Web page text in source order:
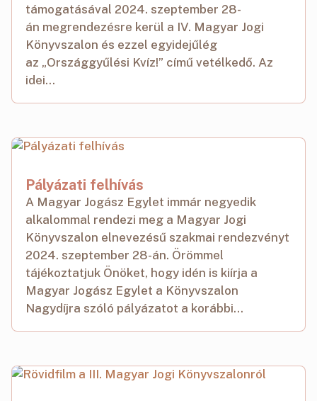
támogatásával 2024. szeptember 28-
án megrendezésre kerül a IV. Magyar Jogi
Könyvszalon és ezzel egyidejűlég
az „Országgyűlési Kvíz!” című vetélkedő. Az
idei...
Pályázati felhívás
A Magyar Jogász Egylet immár negyedik
alkalommal rendezi meg a Magyar Jogi
Könyvszalon elnevezésű szakmai rendezvényt
2024. szeptember 28-án. Örömmel
tájékoztatjuk Önöket, hogy idén is kiírja a
Magyar Jogász Egylet a Könyvszalon
Nagydíjra szóló pályázatot a korábbi...